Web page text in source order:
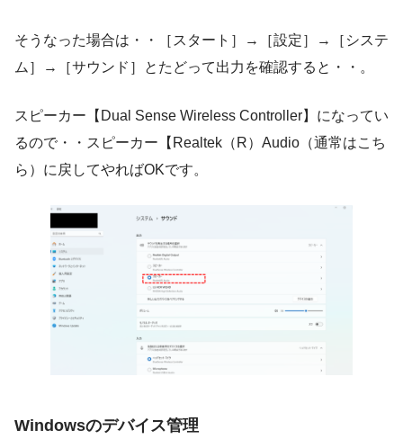
そうなった場合は・・［スタート］→［設定］→［システ
ム］→［サウンド］とたどって出力を確認すると・・。
スピーカー【Dual Sense Wireless Controller】になってい
るので・・スピーカー【Realtek（R）Audio（通常はこち
ら）に戻してやればOKです。
Windowsのデバイス管理